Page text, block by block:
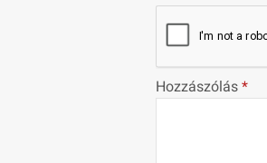
Hozzászólás*